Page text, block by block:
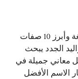
معنى اسم جودان Jodan في معاجم اللغة وأبرز 10 صفات
الجدد يبحث
معاني جميلة في
الاسم الأفضل